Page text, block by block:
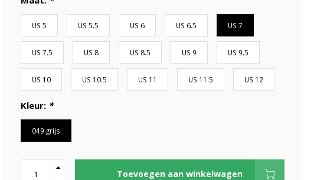
US 5 US 5.5 US 6 US 6.5 US 7
US 7.5 US 8 US 8.5 US 9 US 9.5
US 10 US 10.5 US 11 US 11.5 US 12
Kleur: *
049 grijs
Toevoegen aan winkelwagen